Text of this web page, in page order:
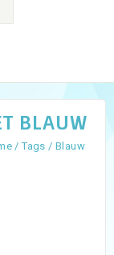
BLAUW
/Tags / Blauw